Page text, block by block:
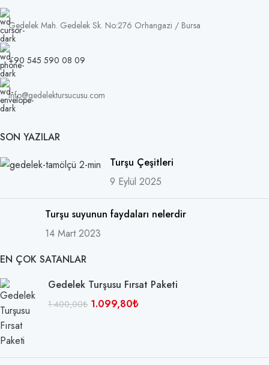
Gedelek Mah. Gedelek Sk. No:276 Orhangazi / Bursa
+90 545 590 08 09
info@gedelektursucusu.com
SON YAZILAR
Turşu Çeşitleri
9 Eylül 2025
Turşu suyunun faydaları nelerdir
14 Mart 2023
EN ÇOK SATANLAR
Gedelek Turşusu Fırsat Paketi
1.400,00₺ 1.099,80₺